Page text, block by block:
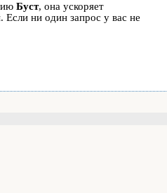
Буст, она ускоряет
Если ни один запрос у вас не